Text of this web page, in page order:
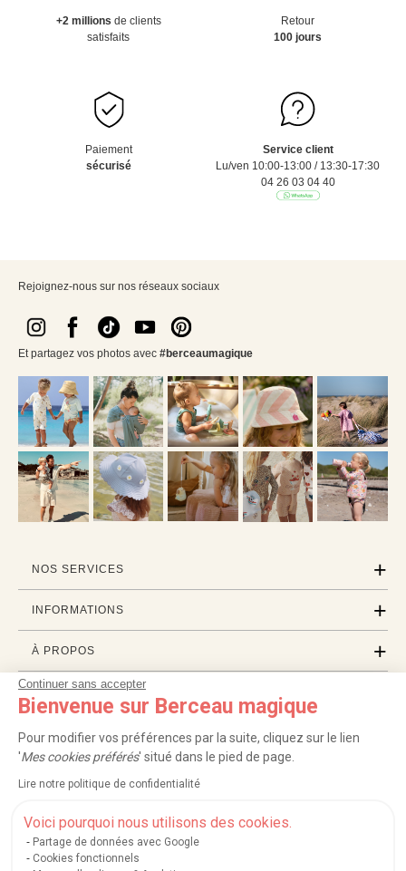
Continuer sans accepter
Bienvenue sur Berceau magique
Pour modifier vos préférences par la suite, cliquez sur le lien
'Mes cookies préférés' situé dans le pied de page.
Lire notre politique de confidentialité
Voici pourquoi nous utilisons des cookies.
Partage de données avec Google
Cookies fonctionnels
+2 millions de clients
satisfaits
Retour
100 jours
Paiement
sécurisé
Service client
Lu/ven 10:00-13:00 / 13:30-17:30
04 26 03 04 40
Rejoignez-nous sur nos réseaux sociaux
Et partagez vos photos avec #berceaumagique
NOS SERVICES
INFORMATIONS
À PROPOS
PROFESSIONNELS
LISTES CADEAUX
Service après-vente| FAQ |Rappels de produits|Protection des données
Mentions légales et crédits Conditions générales de ventes